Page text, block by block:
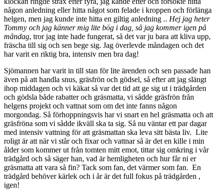
någon anledning eller hitta något som felade i kroppen och förlänga
helgen, men jag kunde inte hitta en giltig anledning .. Hej jag heter
Tommy och jag känner mig lite bög i dag, så jag kommer igen på
måndag, tror jag inte hade fungerat, så det var ju bara att kliva upp,
fräscha till sig och sen bege sig. Jag överlevde måndagen och det
har varit en riktig bra, intensiv men bra dag!
Sjömannen har varit in till stan för lite ärenden och sen passade han
även på att handla snus, gräsfrön och gödsel, så efter att jag slängt
ihop middagen och vi käkat så var det tid att ge sig ut i trädgården
och gödsla både rabatter och gräsmatta, vi sådde gräsfrön från
helgens projekt och vattnat som om det inte fanns någon
morgondag. Så förhoppningsvis har vi snart en hel gräsmatta och att
gräsfröna som vi sådde ikväll ska ta sig. Så nu väntar ett par dagar
med intensiv vattning för att gräsmattan ska leva sitt bästa liv. Lite
roligt är att när vi står och fixar och vattnar så är det en kille i min
ålder som kommer ut från tomten mitt emot, tittar sig omkring i vår
trädgård och så säger han, vad är hemligheten och hur får ni er
gräsmatta att vara så fin? Tack som fan, det värmer som fan. En
trädgård behöver kärlek och i år är det full fokus på trädgården ,
igen!